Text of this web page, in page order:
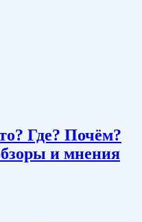
Где? Почём?
и мнения